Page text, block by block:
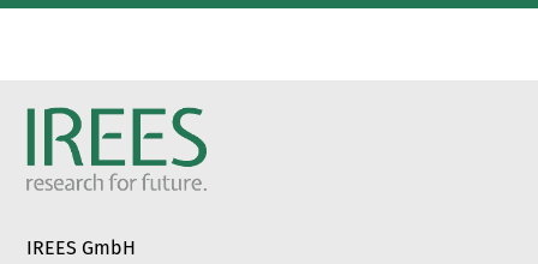
IREES GmbH